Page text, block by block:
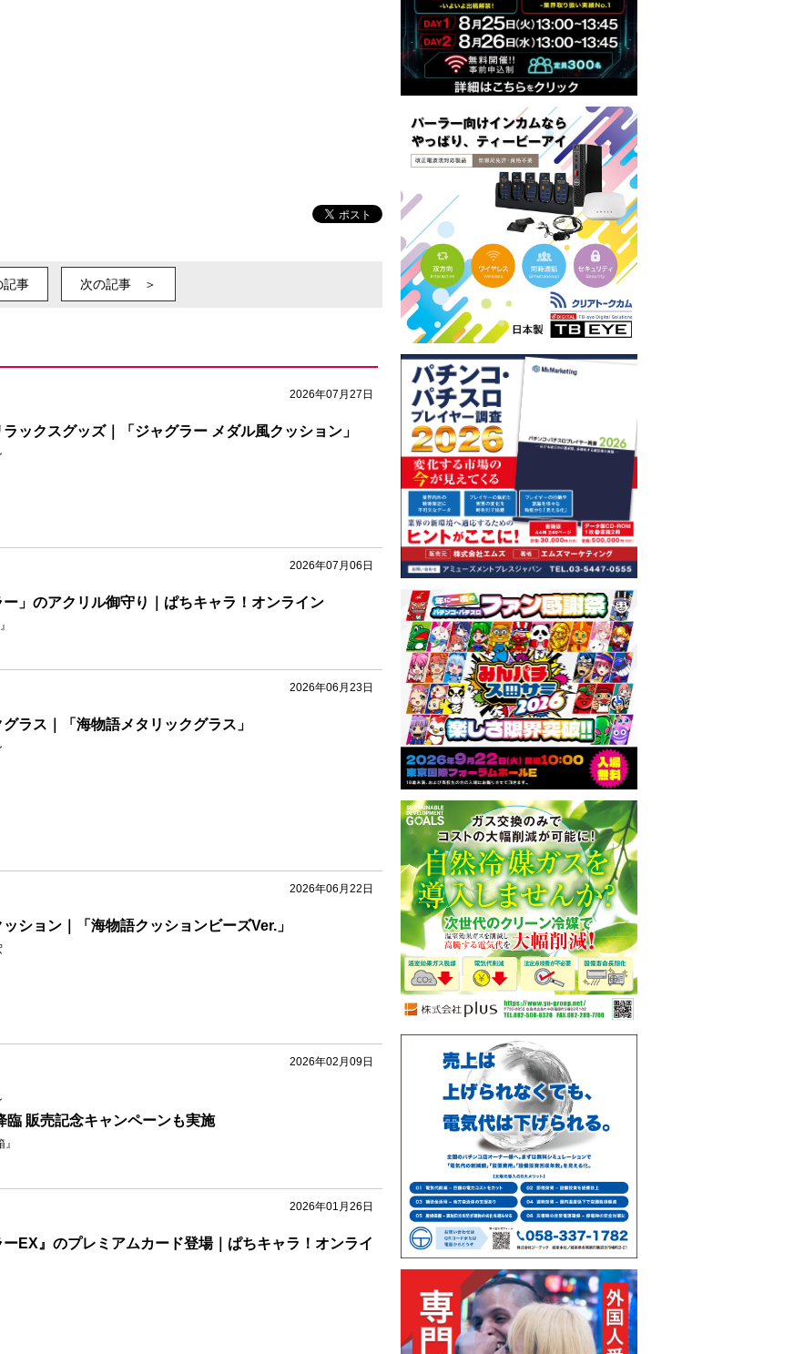
事 次の記事 ＞
2026年07月27日
ックスグッズ｜「ジャグラー メダル風クッション」
2026年07月06日
」のアクリル御守り｜ぱちキャラ！オンライン
2026年06月23日
ラス｜「海物語メタリックグラス」
2026年06月22日
ッション｜「海物語クッションビーズVer.」
2026年02月09日
臨 販売記念キャンペーンも実施
2026年01月26日
ーEX』のプレミアムカード登場｜ぱちキャラ！オンライ